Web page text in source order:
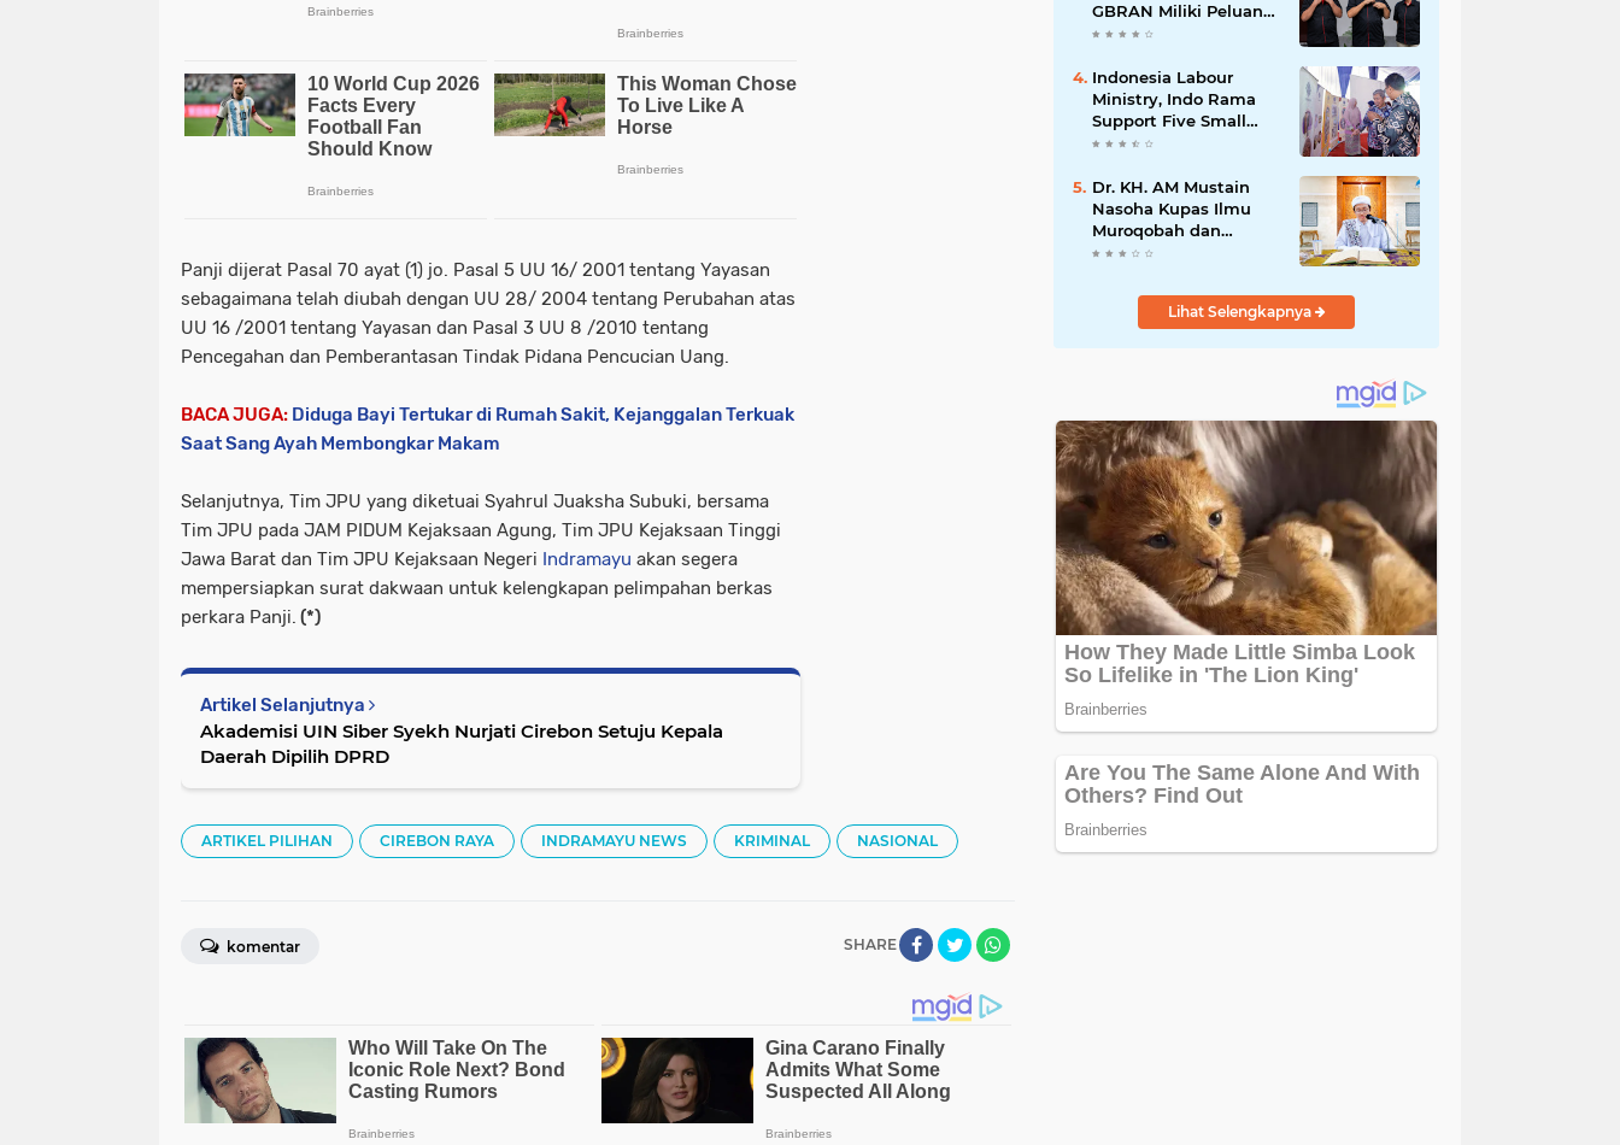
Panji dijerat Pasal 70 ayat (1) jo. Pasal 5 UU 16/ 2001 tentang Yayasan
sebagaimana telah diubah dengan UU 28/ 2004 tentang Perubahan atas
UU 16 /2001 tentang Yayasan dan Pasal 3 UU 8 /2010 tentang
Pencegahan dan Pemberantasan Tindak Pidana Pencucian Uang.
BACA JUGA: Diduga Bayi Tertukar di Rumah Sakit, Kejanggalan Terkuak
Saat Sang Ayah Membongkar Makam
Selanjutnya, Tim JPU yang diketuai Syahrul Juaksha Subuki, bersama
Tim JPU pada JAM PIDUM Kejaksaan Agung, Tim JPU Kejaksaan Tinggi
Jawa Barat dan Tim JPU Kejaksaan Negeri Indramayu akan segera
mempersiapkan surat dakwaan untuk kelengkapan pelimpahan berkas
perkara Panji. (*)
Artikel Selanjutnya
Akademisi UIN Siber Syekh Nurjati Cirebon Setuju Kepala
Daerah Dipilih DPRD
ARTIKEL PILIHAN CIREBON RAYA INDRAMAYU NEWS KRIMINAL NASIONAL
SHARE
komentar
GBRAN Miliki Peluang
Membangun
Indonesia Labour
Ministry, Indo Rama
Support Five Small
Businesses in West
Dr. KH. AM Mustain
Nasoha Kupas Ilmu
Muroqobah dan
Ma'rifatullah dalam
Ulumuddin
Lihat Selengkapnya